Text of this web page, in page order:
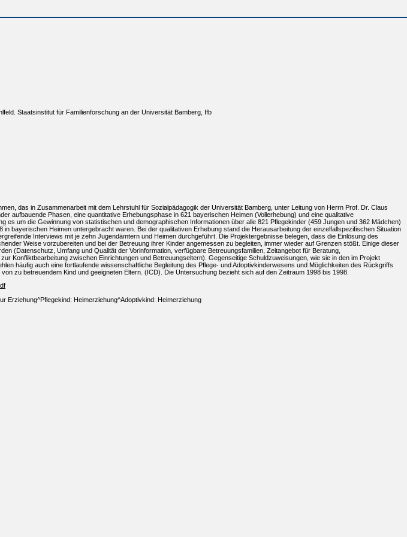
Staatsinstitut für Familienforschung an der Universität Bamberg, Ifb
das in Zusammenarbeit mit dem Lehrstuhl für Sozialpädagogik der Universität Bamberg, unter Leitung von Herrn Prof. Dr. Claus
aufbauende Phasen, eine quantitative Erhebungsphase in 621 bayerischen Heimen (Vollerhebung) und eine qualitative
es um die Gewinnung von statistischen und demographischen Informationen über alle 821 Pflegekinder (459 Jungen und 362 Mädchen)
bayerischen Heimen untergebracht waren. Bei der qualitativen Erhebung stand die Herausarbeitung der einzelfallspezifischen Situation
Interviews mit je zehn Jugendämtern und Heimen durchgeführt. Die Projektergebnisse belegen, dass die Einlösung des
Weise vorzubereiten und bei der Betreuung ihrer Kinder angemessen zu begleiten, immer wieder auf Grenzen stößt. Einige dieser
(Datenschutz, Umfang und Qualität der Vorinformation, verfügbare Betreuungsfamilien, Zeitangebot für Beratung,
Konfliktbearbeitung zwischen Einrichtungen und Betreuungseltern). Gegenseitige Schuldzuweisungen, wie sie in den im Projekt
häufig auch eine fortlaufende wissenschaftliche Begleitung des Pflege- und Adoptivkinderwesens und Möglichkeiten des Rückgriffs
zu betreuendem Kind und geeigneten Eltern. (ICD). Die Untersuchung bezieht sich auf den Zeitraum 1998 bis 1998.
Erziehung^Pflegekind: Heimerziehung^Adoptivkind: Heimerziehung